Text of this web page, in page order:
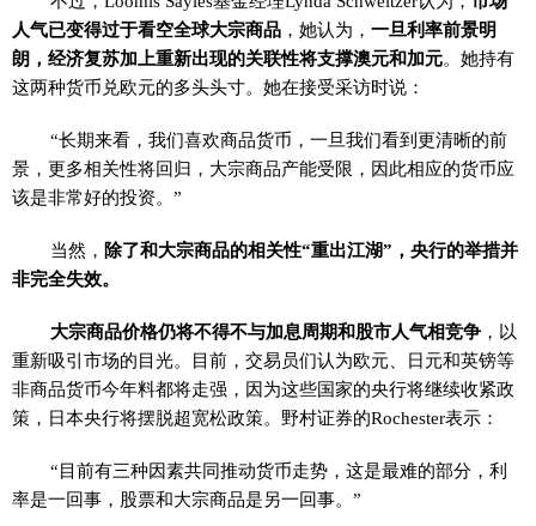
人气已变得过于看空全球大宗商品 ，她认为， 一旦利率前景明
朗，经济复苏加上重新出现的关联性将支撑澳元和加元。她持有
这两种货币兑欧元的多头头寸。她在接受采访时说：
“长期来看，我们喜欢商品货币，一旦我们看到更清晰的前
景，更多相关性将回归，大宗商品产能受限，因此相应的货币应
该是非常好的投资。”
当然， 除了和大宗商品的相关性“重出江湖”，央行的举措并
非完全失效。
大宗商品价格仍将不得不与加息周期和股市人气相竞争 ，以
重新吸引市场的目光。目前，交易员们认为欧元、日元和英镑等
非商品货币今年料都将走强，因为这些国家的央行将继续收紧政
策，日本央行将摆脱超宽松政策。野村证券的Rochester表示：
“目前有三种因素共同推动货币走势，这是最难的部分，利
率是一回事，股票和大宗商品是另一回事。”